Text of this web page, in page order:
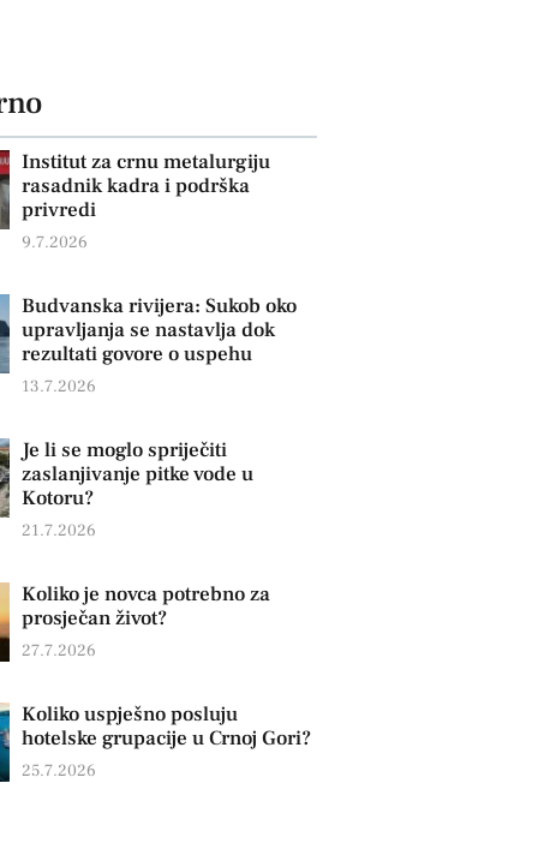
Institut za crnu metalurgiju
rasadnik kadra i podrška
privredi
9.7.2026
Budvanska rivijera: Sukob oko
upravljanja se nastavlja dok
rezultati govore o uspehu
13.7.2026
Je li se moglo spriječiti
zaslanjivanje pitke vode u
Kotoru?
21.7.2026
Koliko je novca potrebno za
prosječan život?
27.7.2026
Koliko uspješno posluju
hotelske grupacije u Crnoj Gori?
25.7.2026